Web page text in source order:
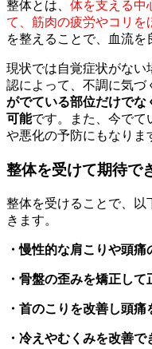
整体とは、 体を支える中
て、筋肉の疲労やコリを
を整えることで、血流を
現状では自覚症状がない
認によって、不調に気づ
がでている部位だけでな
可能です。また、今でて
や悪化の予防にもなりま
整体を受けて期待で
整体を受けることで、以
きます。
・慢性的な肩こりや頭
・骨盤の歪みを矯正し
・首のこりを改善し頭痛
・冷えやむくみを改善で